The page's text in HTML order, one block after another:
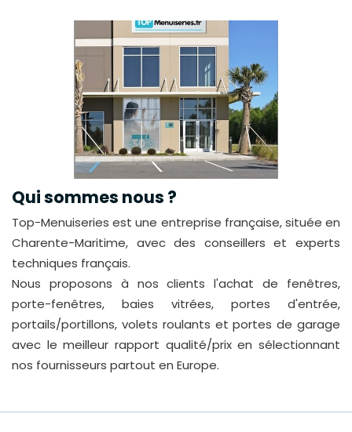
Qui sommes nous ?
Top-Menuiseries est une entreprise française, située en
Charente-Maritime, avec des conseillers et experts
techniques français.
Nous proposons à nos clients l'achat de fenêtres,
porte-fenêtres, baies vitrées, portes d'entrée,
portails/portillons, volets roulants et portes de garage
avec le meilleur rapport qualité/prix en sélectionnant
nos fournisseurs partout en Europe.